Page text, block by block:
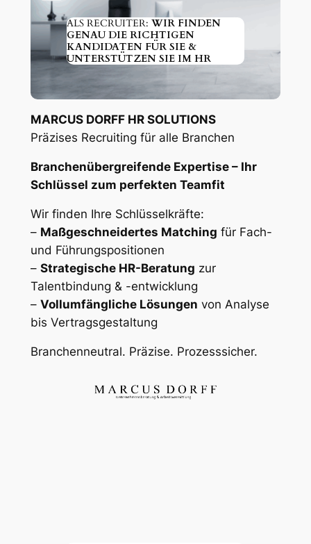
ALS RECRUITER:WIR FINDEN
GENAU DIE RICHTIGEN
KANDIDATEN FÜR SIE &
UNTERSTÜTZEN SIE IM HR
MARCUS DORFF HR SOLUTIONS
Präzises Recruiting für alle Branchen
Branchenübergreifende Expertise – Ihr
Schlüssel zum perfekten Teamfit
Wir finden Ihre Schlüsselkräfte:
– Maßgeschneidertes Matching für Fach-
und Führungspositionen
– Strategische HR-Beratung zur
Talentbindung & -entwicklung
– Vollumfängliche Lösungen von Analyse
bis Vertragsgestaltung
Branchenneutral. Präzise. Prozesssicher.